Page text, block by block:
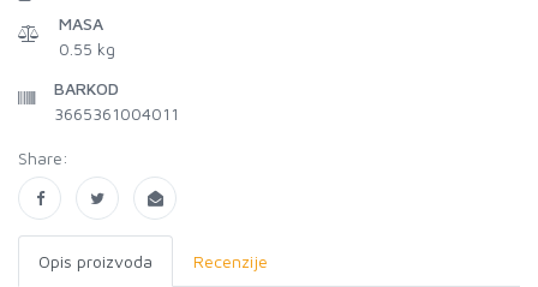
MASA
0.55 kg
BARKOD
3665361004011
Share:
Opis proizvoda Recenzije